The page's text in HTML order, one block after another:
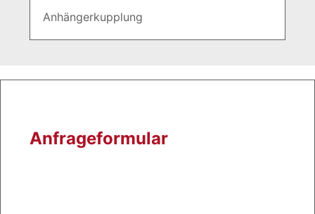
Anhängerkupplung
Anfrageformular